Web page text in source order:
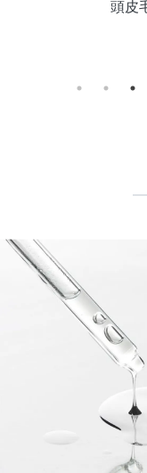
頭皮
繼續閱